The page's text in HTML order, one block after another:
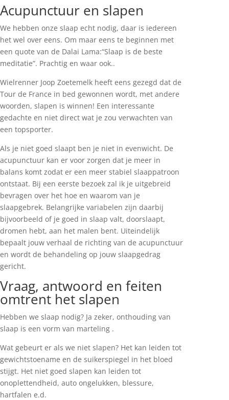
Acupunctuur en slapen
We hebben onze slaap echt nodig, daar is iedereen
het wel over eens. Om maar eens te beginnen met
een quote van de Dalai Lama:“Slaap is de beste
meditatie”. Prachtig en waar ook..
Wielrenner Joop Zoetemelk heeft eens gezegd dat de
Tour de France in bed gewonnen wordt, met andere
woorden, slapen is winnen! Een interessante
gedachte en niet direct wat je zou verwachten van
een topsporter.
Als je niet goed slaapt ben je niet in evenwicht. De
acupunctuur kan er voor zorgen dat je meer in
balans komt zodat er een meer stabiel slaappatroon
ontstaat. Bij een eerste bezoek zal ik je uitgebreid
bevragen over het hoe en waarom van je
slaapgebrek. Belangrijke variabelen zijn daarbij
bijvoorbeeld of je goed in slaap valt, doorslaapt,
dromen hebt, aan het malen bent. Uiteindelijk
bepaalt jouw verhaal de richting van de acupunctuur
en wordt de behandeling op jouw slaapgedrag
gericht.
Vraag, antwoord en feiten
omtrent het slapen
Hebben we slaap nodig? Ja zeker, onthouding van
slaap is een vorm van marteling .
Wat gebeurt er als we niet slapen? Het kan leiden tot
gewichtstoename en de suikerspiegel in het bloed
stijgt. Het niet goed slapen kan leiden tot
onoplettendheid, auto ongelukken, blessure,
hartfalen e.d.